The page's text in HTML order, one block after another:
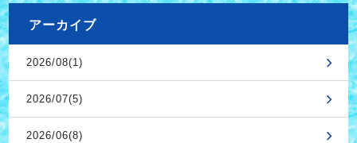
アーカイブ
2026/08(1)
2026/07(5)
2026/06(8)